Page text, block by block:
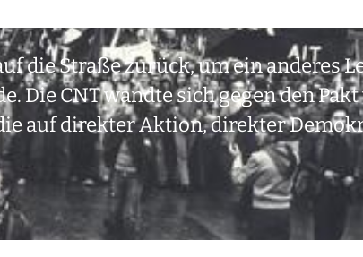
die Straße zurück, um ein anderes
Die CNT wandte sich gegen den
auf direkter Aktion, direkter